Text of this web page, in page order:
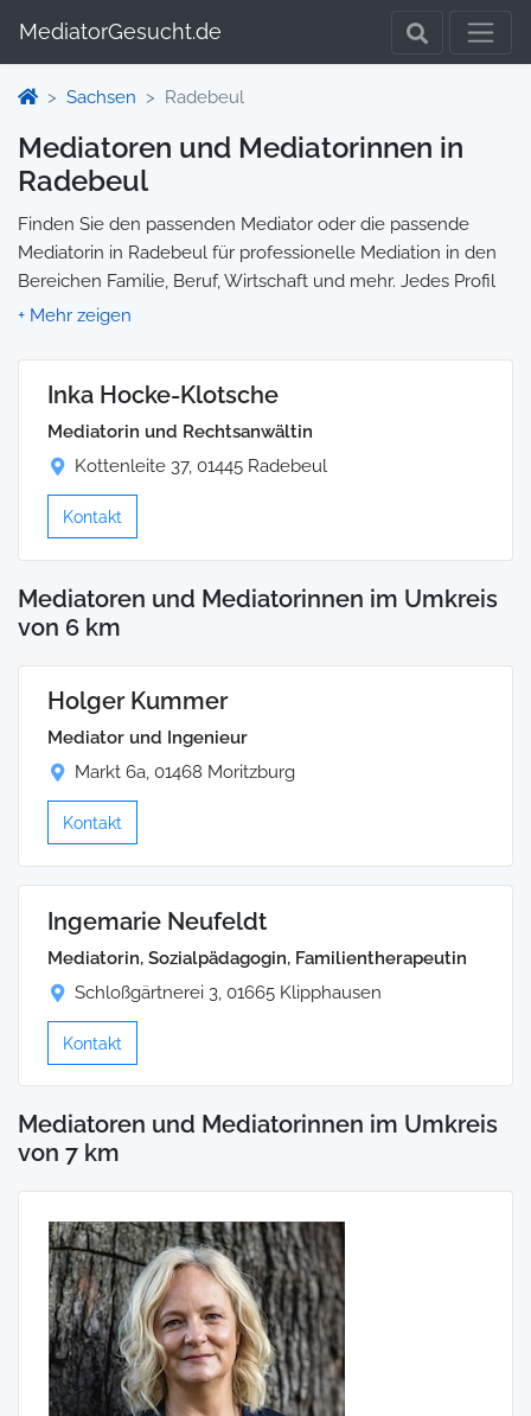
MediatorGesucht.de
Sachsen Radebeul
Mediatoren und Mediatorinnen in
Radebeul
Finden Sie den passenden Mediator oder die passende
Mediatorin in Radebeul für professionelle Mediation in den
Bereichen Familie, Beruf, Wirtschaft und mehr. Jedes Profil
enthält Informationen zu Qualifikationen und
Ihre Mediation auswählen und direkt kontaktieren können.
Wir selbst vermitteln keine Mediationen, sondern stellen die
Plattform zur Verfügung, um Ihnen die Suche zu erleichtern.
Inka Hocke-Klotsche
Mediatorin und Rechtsanwältin
Kottenleite 37, 01445 Radebeul
Kontakt
Mediatoren und Mediatorinnen im Umkreis
von 6 km
Holger Kummer
Mediator und Ingenieur
Markt 6a, 01468 Moritzburg
Kontakt
Ingemarie Neufeldt
Mediatorin, Sozialpädagogin, Familientherapeutin
Schloßgärtnerei 3, 01665 Klipphausen
Kontakt
Mediatoren und Mediatorinnen im Umkreis
von 7 km